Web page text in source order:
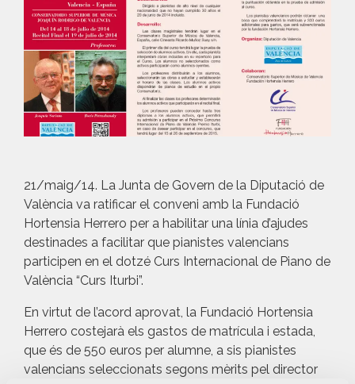
21/maig/14. La Junta de Govern de la Diputació de
València va ratificar el conveni amb la Fundació
Hortensia Herrero per a habilitar una línia d’ajudes
destinades a facilitar que pianistes valencians
participen en el dotzé Curs Internacional de Piano de
València “Curs Iturbi”.
En virtut de l’acord aprovat, la Fundació Hortensia
Herrero costejarà els gastos de matrícula i estada,
que és de 550 euros per alumne, a sis pianistes
valencians seleccionats segons mèrits pel director